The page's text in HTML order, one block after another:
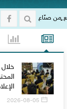
اليعقوبي:
2026-08-05